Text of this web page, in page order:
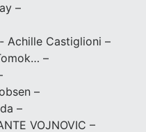
–
Achille Castiglioni –
–
–
–
VOJNOVIC –